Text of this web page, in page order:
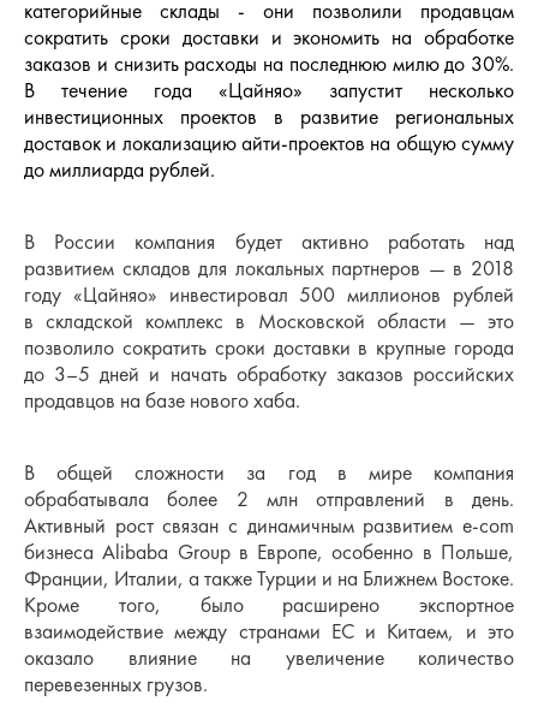
категорийные склады ­- они позволили продавцам
сократить сроки доставки и экономить на обработке
заказов и снизить расходы на последнюю милю до 30%.
В течение года «Цайняо» запустит несколько
инвестиционных проектов в развитие региональных
доставок и локализацию айти-проектов на общую сумму
до миллиарда рублей.
В России компания будет активно работать над
развитием складов для локальных партнеров — в 2018
году «Цайняо» инвестировал 500 миллионов рублей
в складской комплекс в Московской области — это
позволило сократить сроки доставки в крупные города
до 3–5 дней и начать обработку заказов российских
продавцов на базе нового хаба.
В общей сложности за год в мире компания
обрабатывала более 2 млн отправлений в день.
Активный рост связан с динамичным развитием е-com
бизнеса Alibaba Group в Европе, особенно в Польше,
Франции, Италии, а также Турции и на Ближнем Востоке.
Кроме того, было расширено экспортное
взаимодействие между странами ЕС и Китаем, и это
оказало влияние на увеличение количество
перевезенных грузов.